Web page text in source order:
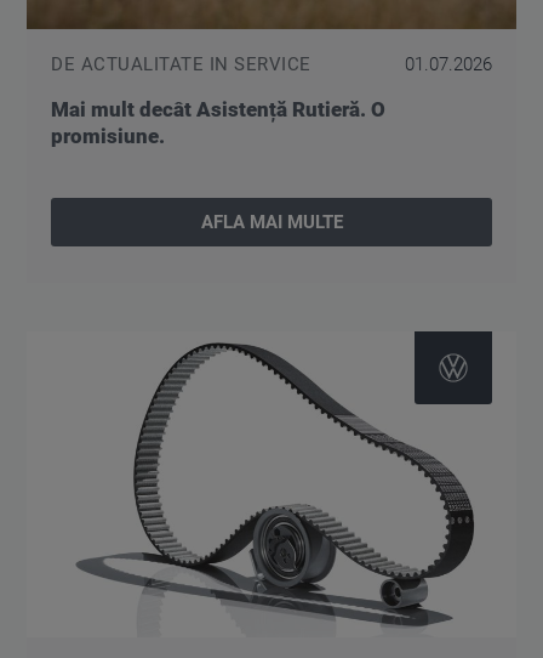
DE ACTUALITATE IN SERVICE 01.07.2026
Mai mult decât Asistență Rutieră. O
promisiune.
AFLA MAI MULTE